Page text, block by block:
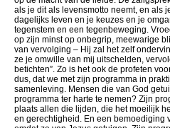
als je dit als levensmotto neemt, en als
dagelijks leven en je keuzes en je
tegenstem en een tegenbeweging.
op zijn minst op onbegrip, meewarige
van vervolging – Hij zal het zelf
ze je omwille van mij uitschelden,
betichten”. Zo is het ook de profeten
dus, dat we met zijn programma in
samenleving. Mensen die van God
programma ter harte te nemen? Zijn
plaats allen die lijden, die het moeilijk
en gerechtigheid. En een bemoediging